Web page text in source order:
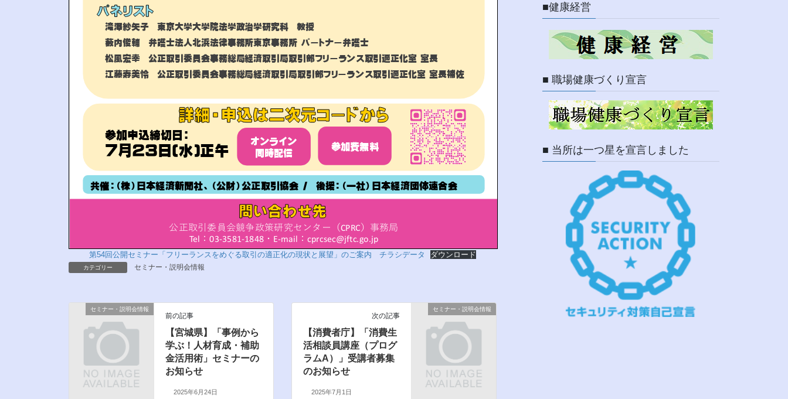
第54回公開セミナー「フリーランスをめぐる取引の適正化の現状と展望」のご案内 チラシデータ ダウンロード
カテゴリー セミナー・説明会情報
セミナー・説明会情報
前の記事
【宮城県】「事例から
学ぶ！人材育成・補助
金活用術」セミナーの
お知らせ
2025年6月24日
セミナー・説明会情報
次の記事
【消費者庁】「消費生
活相談員講座（プログ
ラムA）」受講者募集
のお知らせ
2025年7月1日
■健康経営
■ 職場健康づくり宣言
■ 当所は一つ星を宣言しました